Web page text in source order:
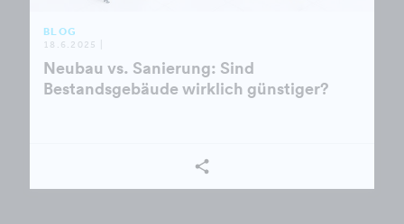
BLOG
18.6.2025 |
Neubau vs. Sanierung: Sind
Bestandsgebäude wirklich günstiger?